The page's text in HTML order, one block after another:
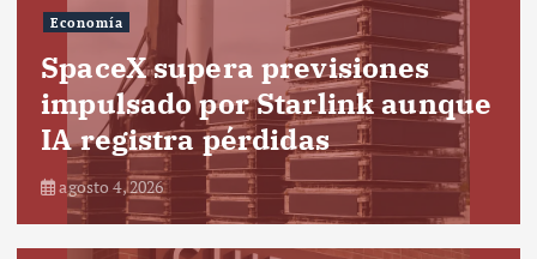
Economía
SpaceX supera previsiones
impulsado por Starlink aunque
IA registra pérdidas
agosto 4, 2026